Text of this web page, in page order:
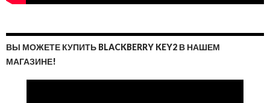
ВЫ МОЖЕТЕ КУПИТЬ BLACKBERRY KEY2 В НАШЕМ
МАГАЗИНЕ!